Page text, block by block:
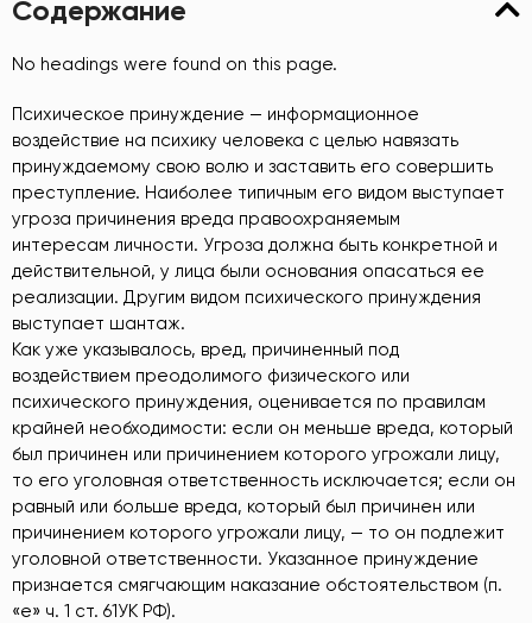
Содержание
No headings were found on this page.
Психическое принуждение — информационное
воздействие на психику человека с целью навязать
принуждаемому свою волю и заставить его совершить
преступление. Наиболее типичным его видом выступает
угроза причинения вреда правоохраняемым
интересам личности. Угроза должна быть конкретной и
действительной, у лица были основания опасаться ее
реализации. Другим видом психического принуждения
выступает шантаж.
Как уже указывалось, вред, причиненный под
воздействием преодолимого физического или
психического принуждения, оценивается по правилам
крайней необходимости: если он меньше вреда, который
был причинен или причинением которого угрожали лицу,
то его уголовная ответственность исключается; если он
равный или больше вреда, который был причинен или
причинением которого угрожали лицу, — то он подлежит
уголовной ответственности. Указанное принуждение
признается смягчающим наказание обстоятельством (п.
«е» ч. 1 ст. 61УК РФ).